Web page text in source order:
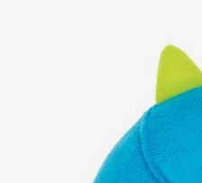
Купальники та плавки
Окуляри сонцезахисні